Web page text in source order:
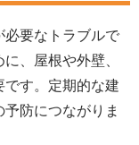
必要なトラブルで
、屋根や外壁、
です。定期的な建
防につながりま